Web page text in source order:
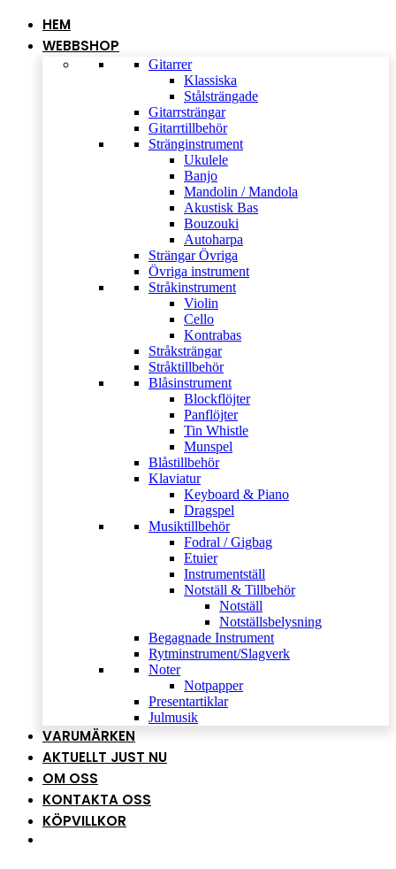
HEM
WEBBSHOP
Gitarrer
Klassiska
Stålsträngade
Gitarrsträngar
Gitarrtillbehör
Stränginstrument
Ukulele
Banjo
Mandolin / Mandola
Akustisk Bas
Bouzouki
Autoharpa
Strängar Övriga
Övriga instrument
Stråkinstrument
Violin
Cello
Kontrabas
Stråksträngar
Stråktillbehör
Blåsinstrument
Blockflöjter
Panflöjter
Tin Whistle
Munspel
Blåstillbehör
Klaviatur
Keyboard & Piano
Dragspel
Musiktillbehör
Fodral / Gigbag
Etuier
Instrumentställ
Notställ & Tillbehör
Notställ
Notställsbelysning
Begagnade Instrument
Rytminstrument/Slagverk
Noter
Notpapper
Presentartiklar
Julmusik
VARUMÄRKEN
AKTUELLT JUST NU
OM OSS
KONTAKTA OSS
KÖPVILLKOR